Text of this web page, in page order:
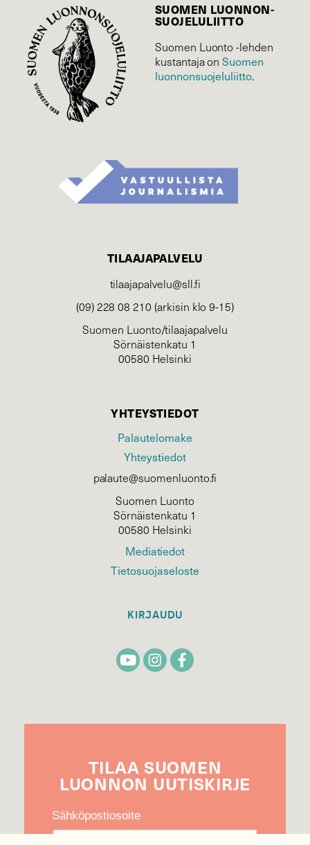
SUOMEN LUONNON­
SUOJELU­LIITTO
Suomen Luonto -lehden
kustantaja onSuomen
luonnonsuojelu­liitto.
TILAAJAPALVELU
tilaajapalvelu@sll.fi
(09) 228 08 210 (arkisin klo 9-15)
Suomen Luonto/tilaajapalvelu
Sörnäistenkatu 1
00580 Helsinki
YHTEYSTIEDOT
Palautelomake
Yhteystiedot
palaute@suomenluonto.fi
Suomen Luonto
Sörnäistenkatu 1
00580 Helsinki
Mediatiedot
Tietosuojaseloste
KIRJAUDU
TILAA SUOMEN
LUONNON UUTIS­KIRJE
Sähköpostiosoite